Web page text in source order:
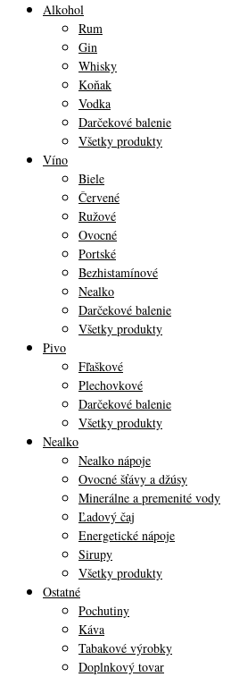
Alkohol
Rum
Gin
Whisky
Koňak
Vodka
Darčekové balenie
Všetky produkty
Víno
Biele
Červené
Ružové
Ovocné
Portské
Bezhistamínové
Nealko
Darčekové balenie
Všetky produkty
Pivo
Fľaškové
Plechovkové
Darčekové balenie
Všetky produkty
Nealko
Nealko nápoje
Ovocné šťávy a džúsy
Minerálne a premenité vody
Ľadový čaj
Energetické nápoje
Sirupy
Všetky produkty
Ostatné
Pochutiny
Káva
Tabakové výrobky
Doplnkový tovar